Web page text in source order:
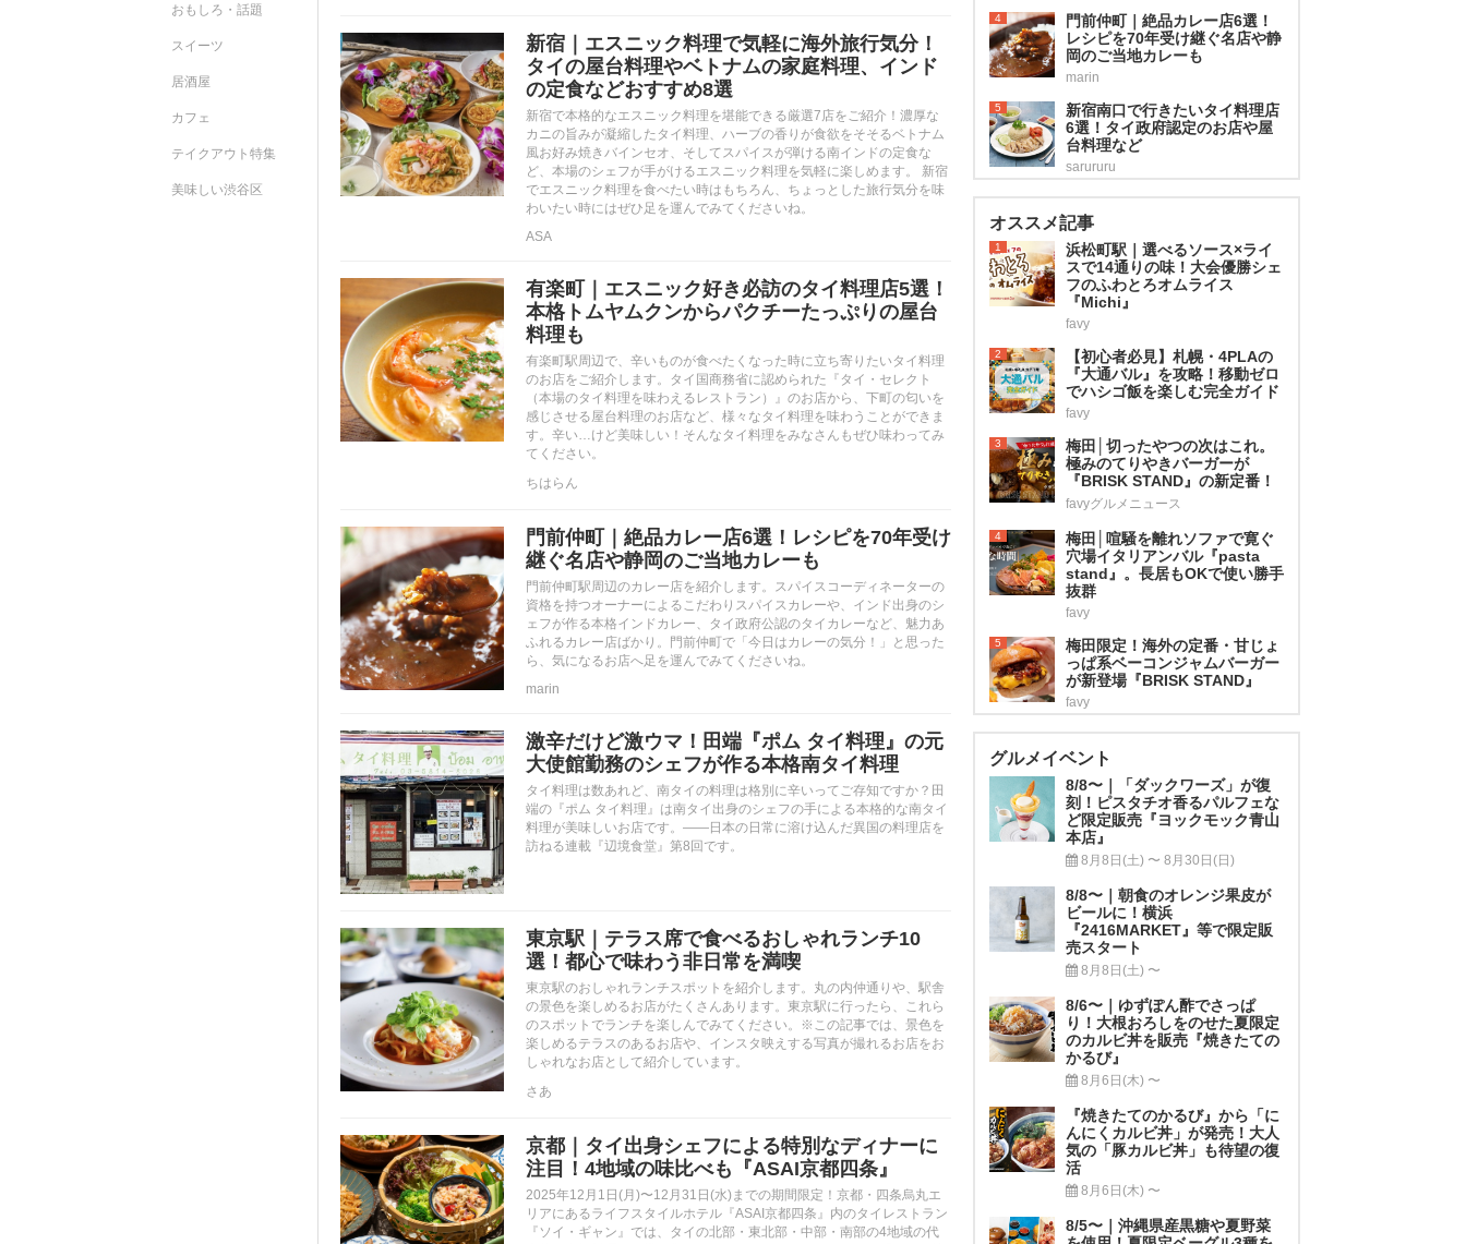
新宿｜エスニック料理で気軽に海外旅行気分！
タイの屋台料理やベトナムの家庭料理、インド
の定食などおすすめ8選
新宿で本格的なエスニック料理を堪能できる厳選7店をご紹介！濃厚な
カニの旨みが凝縮したタイ料理、ハーブの香りが食欲をそそるベトナム
風お好み焼きバインセオ、そしてスパイスが弾ける南インドの定食な
ど、本場のシェフが手がけるエスニック料理を気軽に楽しめます。 新宿
でエスニック料理を食べたい時はもちろん、ちょっとした旅行気分を味
わいたい時にはぜひ足を運んでみてくださいね。
ASA
有楽町｜エスニック好き必訪のタイ料理店5選！
本格トムヤムクンからパクチーたっぷりの屋台
料理も
有楽町駅周辺で、辛いものが食べたくなった時に立ち寄りたいタイ料理
のお店をご紹介します。タイ国商務省に認められた『タイ・セレクト
（本場のタイ料理を味わえるレストラン）』のお店から、下町の匂いを
感じさせる屋台料理のお店など、様々なタイ料理を味わうことができま
す。辛い…けど美味しい！そんなタイ料理をみなさんもぜひ味わってみ
てください。
ちはらん
門前仲町｜絶品カレー店6選！レシピを70年受け
継ぐ名店や静岡のご当地カレーも
門前仲町駅周辺のカレー店を紹介します。スパイスコーディネーターの
資格を持つオーナーによるこだわりスパイスカレーや、インド出身のシ
ェフが作る本格インドカレー、タイ政府公認のタイカレーなど、魅力あ
ふれるカレー店ばかり。門前仲町で「今日はカレーの気分！」と思った
ら、気になるお店へ足を運んでみてくださいね。
marin
激辛だけど激ウマ！田端『ポム タイ料理』の元
大使館勤務のシェフが作る本格南タイ料理
タイ料理は数あれど、南タイの料理は格別に辛いってご存知ですか？田
端の『ポム タイ料理』は南タイ出身のシェフの手による本格的な南タイ
料理が美味しいお店です。——日本の日常に溶け込んだ異国の料理店を
訪ねる連載『辺境食堂』第8回です。
東京駅｜テラス席で食べるおしゃれランチ10
選！都心で味わう非日常を満喫
東京駅のおしゃれランチスポットを紹介します。丸の内仲通りや、駅舎
の景色を楽しめるお店がたくさんあります。東京駅に行ったら、これら
のスポットでランチを楽しんでみてください。※この記事では、景色を
楽しめるテラスのあるお店や、インスタ映えする写真が撮れるお店をお
しゃれなお店として紹介しています。
さあ
京都｜タイ出身シェフによる特別なディナーに
注目！4地域の味比べも『ASAI京都四条』
2025年12月1日(月)〜12月31日(水)までの期間限定！京都・四条烏丸エ
リアにあるライフスタイルホテル『ASAI京都四条』内のタイレストラン
『ソイ・ギャン』では、タイの北部・東北部・中部・南部の4地域の代
4
門前仲町｜絶品カレー店6選！
レシピを70年受け継ぐ名店や静
岡のご当地カレーも
marin
5
新宿南口で行きたいタイ料理店
6選！タイ政府認定のお店や屋
台料理など
sarururu
オススメ記事
1
浜松町駅｜選べるソース×ライ
スで14通りの味！大会優勝シェ
フのふわとろオムライス
『Michi』
favy
2
【初心者必見】札幌・4PLAの
『大通バル』を攻略！移動ゼロ
でハシゴ飯を楽しむ完全ガイド
favy
3
梅田│切ったやつの次はこれ。
極みのてりやきバーガーが
『BRISK STAND』の新定番！
favyグルメニュース
4
梅田│喧騒を離れソファで寛ぐ
穴場イタリアンバル『pasta
stand』。長居もOKで使い勝手
抜群
favy
5
梅田限定！海外の定番・甘じょ
っぱ系ベーコンジャムバーガー
が新登場『BRISK STAND』
favy
グルメイベント
8/8〜｜「ダックワーズ」が復
刻！ピスタチオ香るパルフェな
ど限定販売『ヨックモック青山
本店』
8月8日(土) 〜 8月30日(日)
8/8〜｜朝食のオレンジ果皮が
ビールに！横浜
『2416MARKET』等で限定販
売スタート
8月8日(土) 〜
8/6〜｜ゆずぽん酢でさっぱ
り！大根おろしをのせた夏限定
のカルビ丼を販売『焼きたての
かるび』
8月6日(木) 〜
『焼きたてのかるび』から「に
んにくカルビ丼」が発売！大人
気の「豚カルビ丼」も待望の復
活
8月6日(木) 〜
8/5〜｜沖縄県産黒糖や夏野菜
おもしろ・話題
スイーツ
居酒屋
カフェ
テイクアウト特集
美味しい渋谷区